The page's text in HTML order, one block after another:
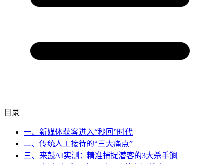
目录
一、新媒体获客进入“秒回”时代
二、传统人工接待的“三大痛点”
三、来鼓AI实测：精准捕捉潜客的3大杀手锏